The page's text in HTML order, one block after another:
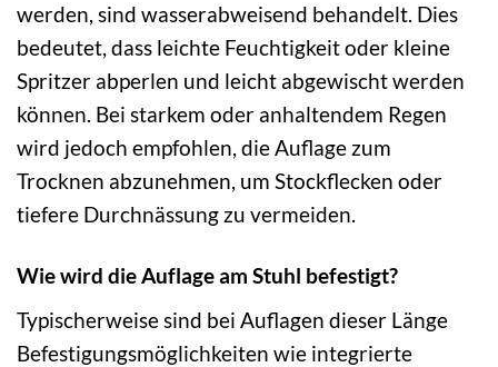
werden, sind wasserabweisend behandelt. Dies
bedeutet, dass leichte Feuchtigkeit oder kleine
Spritzer abperlen und leicht abgewischt werden
können. Bei starkem oder anhaltendem Regen
wird jedoch empfohlen, die Auflage zum
Trocknen abzunehmen, um Stockflecken oder
tiefere Durchnässung zu vermeiden.
Wie wird die Auflage am Stuhl befestigt?
Typischerweise sind bei Auflagen dieser Länge
Befestigungsmöglichkeiten wie integrierte